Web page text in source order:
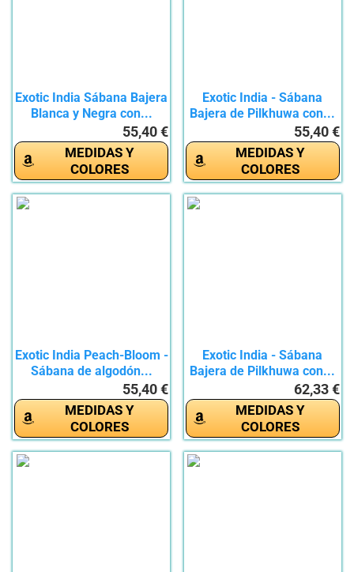
Exotic India Sábana Bajera
Blanca y Negra con...
55,40 €
MEDIDAS Y
COLORES
Exotic India - Sábana
Bajera de Pilkhuwa con...
55,40 €
MEDIDAS Y
COLORES
Exotic India Peach-Bloom -
Sábana de algodón...
55,40 €
MEDIDAS Y
COLORES
Exotic India - Sábana
Bajera de Pilkhuwa con...
62,33 €
MEDIDAS Y
COLORES